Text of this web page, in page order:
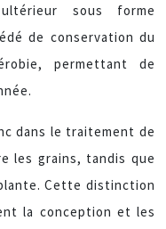
sous forme
de conservation du
permettant de
dans le traitement de
les grains, tandis que
Cette distinction
la conception et les